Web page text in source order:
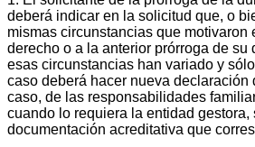
deberá indicar en la solicitud que, o
mismas circunstancias que motivaron
derecho o a la anterior prórroga de su
esas circunstancias han variado y
caso deberá hacer nueva declaración
caso, de las responsabilidades
cuando lo requiera la entidad gestora,
documentación acreditativa que